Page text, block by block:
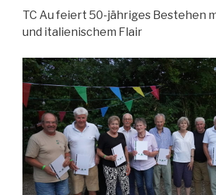
TC Au feiert 50-jähriges Bestehen
und italienischem Flair